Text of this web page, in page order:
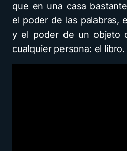
que en una casa
el poder de las palabras,
y el poder de un objeto
cualquier persona: el libro.